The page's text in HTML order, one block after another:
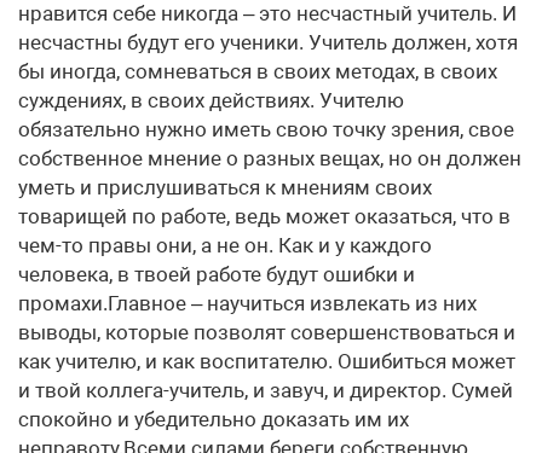
нравится себе никогда – это несчастный учитель. И
несчастны будут его ученики. Учитель должен, хотя
бы иногда, сомневаться в своих методах, в своих
суждениях, в своих действиях. Учителю
обязательно нужно иметь свою точку зрения, свое
собственное мнение о разных вещах, но он должен
уметь и прислушиваться к мнениям своих
товарищей по работе, ведь может оказаться, что в
чем-то правы они, а не он. Как и у каждого
человека, в твоей работе будут ошибки и
промахи.Главное – научиться извлекать из них
выводы, которые позволят совершенствоваться и
как учителю, и как воспитателю. Ошибиться может
и твой коллега-учитель, и завуч, и директор. Сумей
спокойно и убедительно доказать им их
неправоту.Всеми силами береги собственную